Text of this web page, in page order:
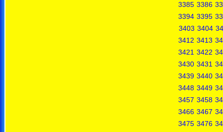
3385 3386
3394 3395
3403 3404
3412 3413
3421 3422
3430 3431
3439 3440
3448 3449
3457 3458
3466 3467
3475 3476